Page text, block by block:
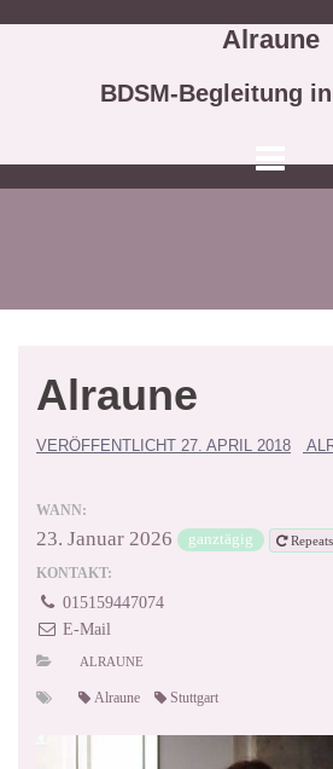
Alraune
BDSM-Begleitung
Alraune
VERÖFFENTLICHT 27. APRIL 2018
WANN:
23. Januar 2026 ganztägig Repeats
KONTAKT:
015159447074
E-Mail
ALRAUNE
Alraune Stuttgart